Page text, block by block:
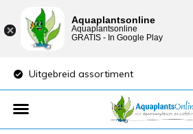
Uitgebreid assortiment
Aquaplantsonline
Aquaplantsonline
GRATIS - In Google Play